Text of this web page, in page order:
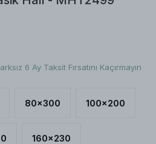
6 Ay Taksit Fırsatını Kaçırmayın
80x300 100x200
160x230